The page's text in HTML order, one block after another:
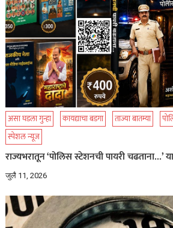
असा घडला गुन्हा कायद्याचा बडगा ताज्या बातम्या
स्पेशल न्यूज
राज्यभरातून ‘पोलिस स्टेशनची पायरी चढताना…’
जुलै 11, 2026